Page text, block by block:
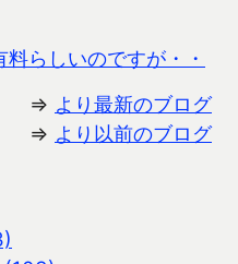
らしいのですが・・
⇒ より最新のブログ
⇒ より以前のブログ